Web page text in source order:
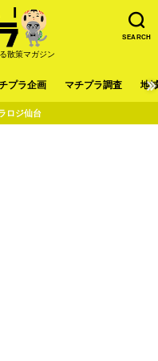
SEARCH
散策マガジン
プラ企画 マチプラ調査 地
ロジ仙台